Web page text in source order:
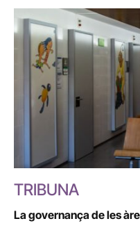
TRIBUNA
La governança de les